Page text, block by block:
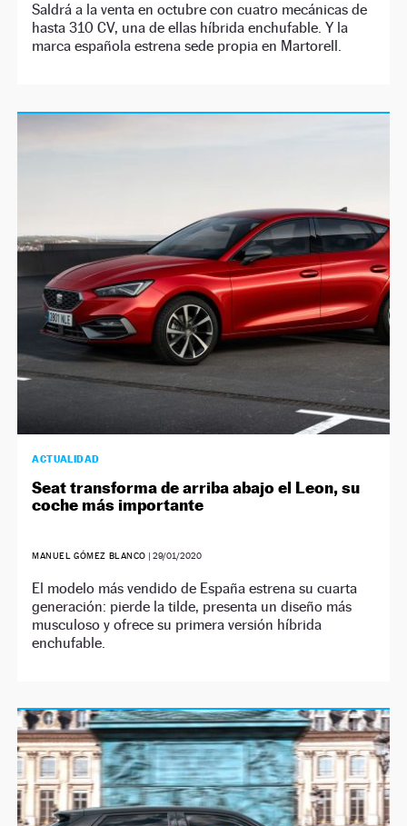
Saldrá a la venta en octubre con cuatro mecánicas de
hasta 310 CV, una de ellas híbrida enchufable. Y la
marca española estrena sede propia en Martorell.
ACTUALIDAD
Seat transforma de arriba abajo el Leon, su
coche más importante
MANUEL GÓMEZ BLANCO |29/01/2020
El modelo más vendido de España estrena su cuarta
generación: pierde la tilde, presenta un diseño más
musculoso y ofrece su primera versión híbrida
enchufable.